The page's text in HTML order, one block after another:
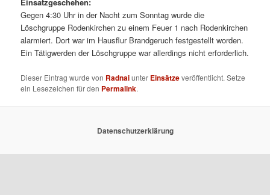
Einsatzgeschehen:
Gegen 4:30 Uhr in der Nacht zum Sonntag wurde die
Löschgruppe Rodenkirchen zu einem Feuer 1 nach Rodenkirchen
alarmiert. Dort war im Hausflur Brandgeruch festgestellt worden.
Ein Tätigwerden der Löschgruppe war allerdings nicht erforderlich.
Dieser Eintrag wurde von Radnaiunter Einsätzeveröffentlicht. Setze
ein Lesezeichen für den Permalink.
Datenschutzerklärung